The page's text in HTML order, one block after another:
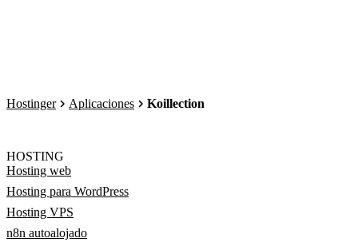
Hostinger Aplicaciones Koillection
HOSTING
Hosting web
Hosting para WordPress
Hosting VPS
n8n autoalojado